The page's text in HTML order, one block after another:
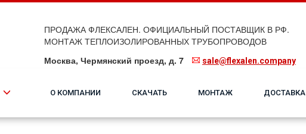
ПРОДАЖА ФЛЕКСАЛЕН. ОФИЦИАЛЬНЫЙ ПОСТАВЩИК В РФ.
МОНТАЖ ТЕПЛОИЗОЛИРОВАННЫХ ТРУБОПРОВОДОВ
Москва, Чермянский проезд, д. 7
sale@flexalen.company
О КОМПАНИИ СКАЧАТЬ МОНТАЖ ДОСТАВКА